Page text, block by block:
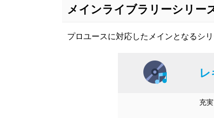
メインライブラリーシリー
プロユースに対応したメインとなるシ
充